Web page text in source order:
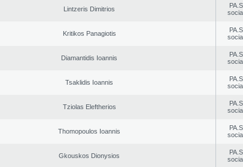
Lintzeris Dimitrios
Kritikos Panagiotis
Diamantidis Ioannis
Tsaklidis Ioannis
Tziolas Eleftherios
Thomopoulos Ioannis
Gkouskos Dionysios